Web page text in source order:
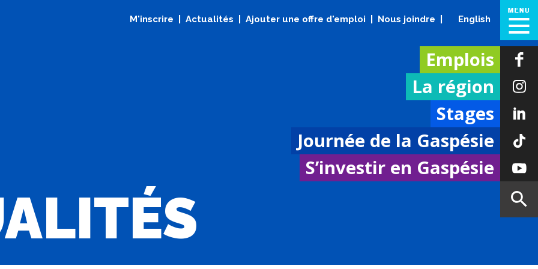
M'inscrire Actualités Ajouter une offre d'emploi Nous joindre English
Emplois
La région
Stages
Journée de la Gaspésie
S’investir en Gaspésie